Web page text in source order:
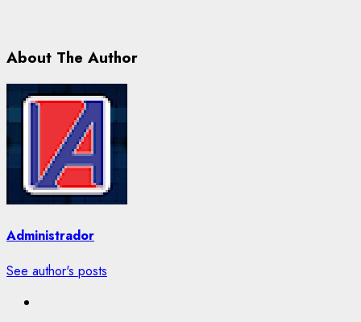
About The Author
Administrador
See author's posts